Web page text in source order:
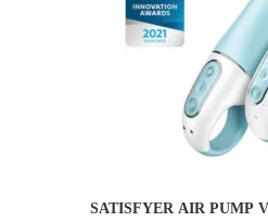
SATISFYER AIR PUMP